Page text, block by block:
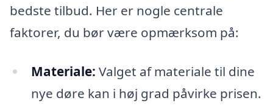
bedste tilbud. Her er nogle centrale
faktorer, du bør være opmærksom på:
Materiale: Valget af materiale til dine
nye døre kan i høj grad påvirke prisen.